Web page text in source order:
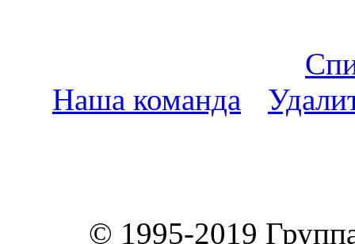
Наша команда
© 1995-2019